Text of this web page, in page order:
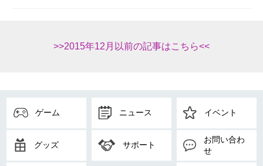
>>2015年12月以前の記事はこちら<<
ゲーム ニュース イベント
グッズ サポート
お問い合わ
せ